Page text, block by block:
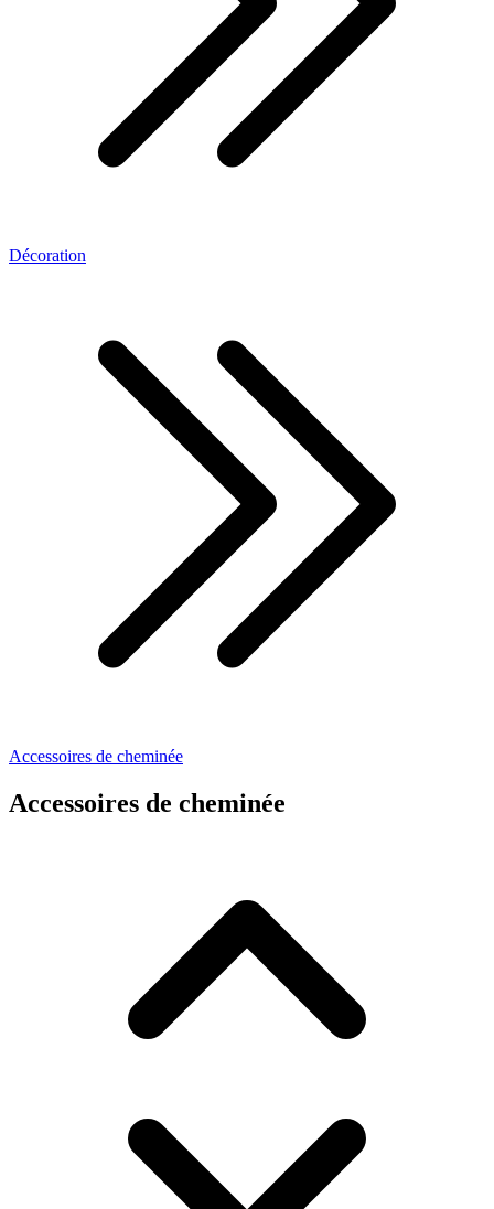
Décoration
Accessoires de cheminée
Accessoires de cheminée